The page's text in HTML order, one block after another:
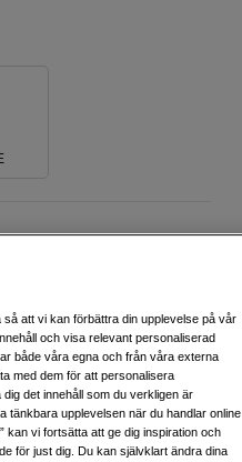
983 SEK, effektiv ränta 0,00 %
tillkommer
att vi kan förbättra din upplevelse på vår
och visa relevant personaliserad
både våra egna och från våra externa
med dem för att personalisera
det innehåll som du verkligen är
tänkbara upplevelsen när du handlar
kan vi fortsätta att ge dig inspiration och
för just dig. Du kan självklart ändra dina